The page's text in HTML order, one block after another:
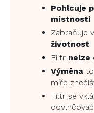
Pohlcuje
místnosti
Zabraňuje
životnost
Filtr nelze
Výměna
míře
Filtr se